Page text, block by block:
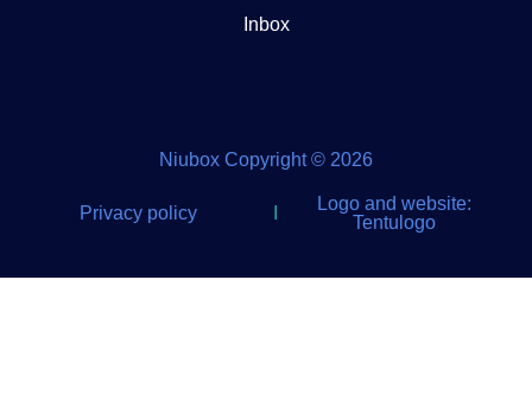
Inbox
Niubox Copyright © 2026
Privacy policy
Logo and website:
Tentulogo